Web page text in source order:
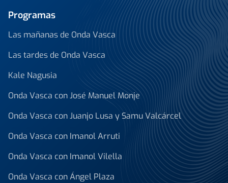
Programas
Las mañanas de Onda Vasca
Las tardes de Onda Vasca
Kale Nagusia
Onda Vasca con José Manuel Monje
Onda Vasca con Juanjo Lusa y Samu Valcárcel
Onda Vasca con Imanol Arruti
Onda Vasca con Imanol Vilella
Onda Vasca con Ángel Plaza